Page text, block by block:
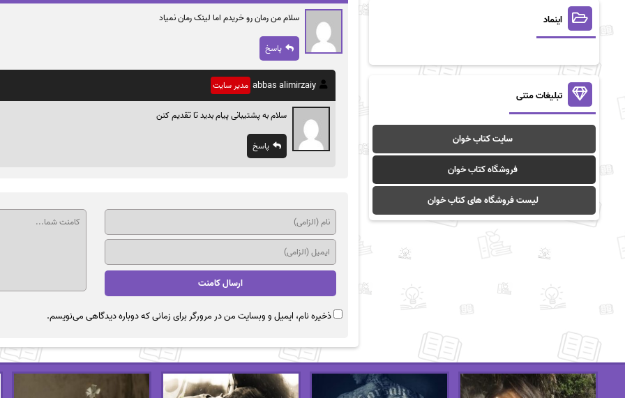
سلام من رمان رو خریدم اما لینک رمان نمیاد
پاسخ
abbas alimirzaiy مدیر سایت
سلام به پشتیبانی پیام بدید تا تقدیم کنن
پاسخ
ذخیره نام، ایمیل و وبسایت من در مرورگر برای زمانی که دوباره دیدگاهی می‌نویسم.
اینماد
تبلیغات متنی
سایت کتاب خوان
فروشگاه کتاب خوان
لیست فروشگاه های کتاب خوان